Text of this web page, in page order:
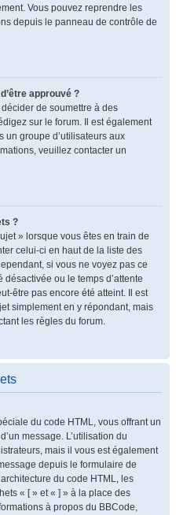
Vous pouvez reprendre les
depuis le panneau de contrôle de
approuvé ?
de soumettre à des
sur le forum. Il est également
un groupe d’utilisateurs aux
veuillez contacter un
?
» lorsque vous êtes en train de
celui-ci en haut de la liste des
si vous ne voyez pas ce
ou le temps d’attente
être pas encore été atteint. Il est
simplement en y répondant, mais
les règles du forum.
du code HTML, vous offrant un
message. L’utilisation du
mais il vous est également
depuis le formulaire de
du code HTML, les
« [ » et « ] » à la place des
à propos du BBCode,